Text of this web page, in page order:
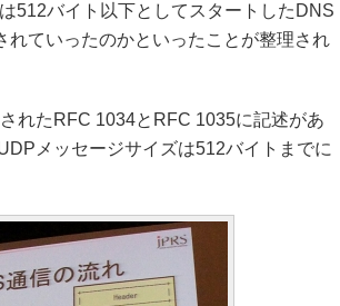
512バイト以下としてスタートしたDNS
れていったのかといったことが整理され
れたRFC 1034とRFC 1035に記述があ
メッセージサイズは512バイトまでに